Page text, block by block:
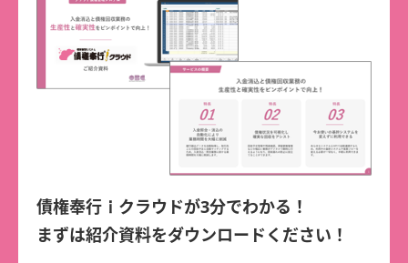
債権奉行ｉクラウドが3分でわかる！
まずは紹介資料をダウンロードください！